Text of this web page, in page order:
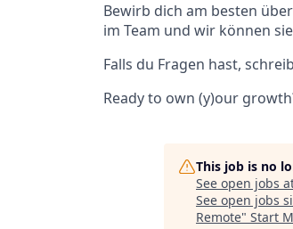
Bewirb dich am besten
im Team und wir können
Falls du Fragen hast,
Ready to own (y)our
This job is no
See open jobs
See open jobs
Remote" Start